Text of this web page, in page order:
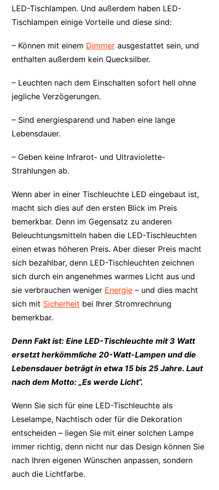
LED-Tischlampen. Und außerdem haben LED-
Tischlampen einige Vorteile und diese sind:
– Können mit einem Dimmerausgestattet sein, und
enthalten außerdem kein Quecksilber.
– Leuchten nach dem Einschalten sofort hell ohne
jegliche Verzögerungen.
– Sind energiesparend und haben eine lange
Lebensdauer.
– Geben keine Infrarot- und Ultraviolette-
Strahlungen ab.
Wenn aber in einer Tischleuchte LED eingebaut ist,
macht sich dies auf den ersten Blick im Preis
bemerkbar. Denn im Gegensatz zu anderen
Beleuchtungsmitteln haben die LED-Tischleuchten
einen etwas höheren Preis. Aber dieser Preis macht
sich bezahlbar, denn LED-Tischleuchten zeichnen
sich durch ein angenehmes warmes Licht aus und
sie verbrauchen weniger Energie– und dies macht
sich mit Sicherheit bei Ihrer Stromrechnung
bemerkbar.
Denn Fakt ist: Eine LED-Tischleuchte mit 3 Watt
ersetzt herkömmliche 20-Watt-Lampen und die
Lebensdauer beträgt in etwa 15 bis 25 Jahre. Laut
nach dem Motto: „Es werde Licht“.
Wenn Sie sich für eine LED-Tischleuchte als
Leselampe, Nachtisch oder für die Dekoration
entscheiden – liegen Sie mit einer solchen Lampe
immer richtig, denn nicht nur das Design können Sie
nach Ihren eigenen Wünschen anpassen, sondern
auch die Lichtfarbe.